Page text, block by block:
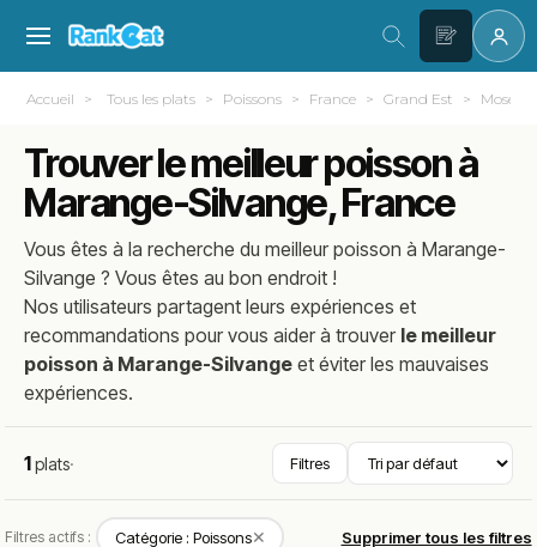
Accueil Tous les plats Poissons France Grand Est Moselle
Trouver le meilleur poisson à
Marange-Silvange, France
Vous êtes à la recherche du meilleurpoisson àMarange-
Silvange ? Vous êtes au bon endroit !
Nos utilisateurs partagent leurs expériences et
recommandations pour vous aider à trouver le meilleur
poisson à Marange-Silvange et éviter les mauvaises
expériences.
1plats· Filtres
Filtres actifs : Catégorie : Poissons✕ Supprimer tous les filtres